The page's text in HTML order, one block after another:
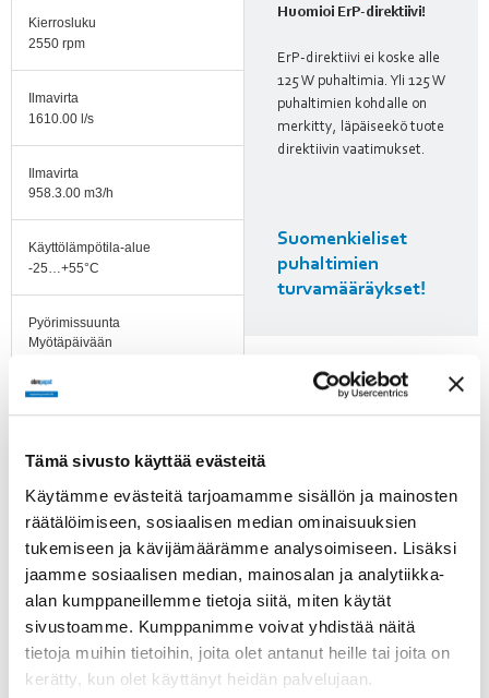
Tämä sivusto käyttää evästeitä
Käytämme evästeitä tarjoamamme sisällön ja mainosten
räätälöimiseen, sosiaalisen median ominaisuuksien
tukemiseen ja kävijämäärämme analysoimiseen. Lisäksi
jaamme sosiaalisen median, mainosalan ja analytiikka-
alan kumppaneillemme tietoja siitä, miten käytät
sivustoamme. Kumppanimme voivat yhdistää näitä
tietoja muihin tietoihin, joita olet antanut heille tai joita on
kerätty, kun olet käyttänyt heidän palvelujaan.
Kierrosluku
2550 rpm
Ilmavirta
1610.00 l/s
Ilmavirta
958.3.00 m3/h
Käyttölämpötila-alue
-25…+55°C
Pyörimissuunta
Myötäpäivään
katsottuna
Asynkroniulkoroottorimoottori
M2E068-DF
IP44
Moottorin eristysluokka
B
Huomioi ErP-direktiivi!
ErP-direktiivi ei koske alle
125 W puhaltimia. Yli 125 W
puhaltimien kohdalle on
merkitty, läpäiseekö tuote
direktiivin vaatimukset.
Suomenkieliset
puhaltimien
turvamääräykset!